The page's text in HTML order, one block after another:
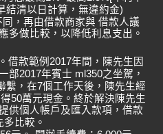
擇與風險控管
業經營者、中小企業老
面臨資金周轉的挑戰。
方案的重要關鍵字。然
，避免陷入財務壓力，則需
結清以日計算，無違約金)
，再由借款商家與 借款人議
多做比較，以降低利息支出。
借款範例2017年間，陳先生因
部2017年賓士 ml350之坐駕，
繫，在7個工作天後，陳先生經
50萬元現金。終於解決陳先生
供個人帳戶及匯入款項，借款
多比較。